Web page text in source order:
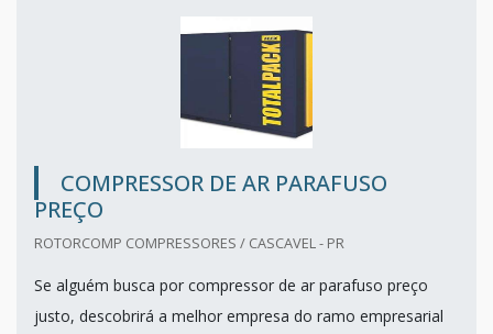
COMPRESSOR DE AR PARAFUSO
PREÇO
ROTORCOMP COMPRESSORES / CASCAVEL - PR
Se alguém busca por compressor de ar parafuso preço
justo, descobrirá a melhor empresa do ramo empresarial